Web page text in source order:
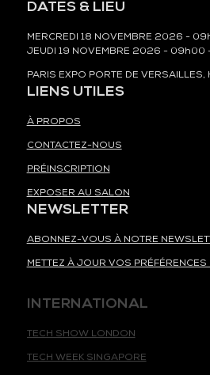
DATES & LIEU
MERCREDI 18 NOVEMBRE 2026 -
JEUDI 19 NOVEMBRE 2026 - 09h00
PARIS EXPO PORTE DE VERSAILLES,
LIENS UTILES
À PROPOS
CONTACTEZ-NOUS
PRÉINSCRIPTION
EXPOSER AU SALON
NEWSLETTER
ABONNEZ-VOUS À NOTRE
METTEZ À JOUR VOS PRÉFÉRENCES
TECH WEEK SINGAPORE
TECH SHOW MADRID